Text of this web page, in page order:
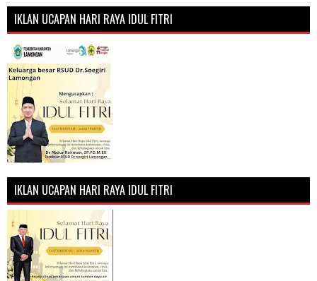
IKLAN UCAPAN HARI RAYA IDUL FITRI
IKLAN UCAPAN HARI RAYA IDUL FITRI